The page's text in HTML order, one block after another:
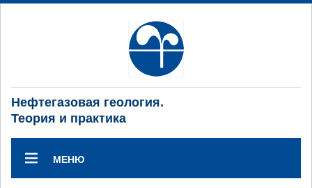
Нефтегазовая геология.
Теория и практика
МЕНЮ